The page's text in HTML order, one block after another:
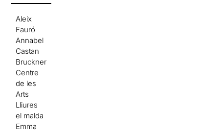
Aleix
Fauró
Annabel
Castan
Bruckner
Centre
de les
Arts
Lliures
el malda
Emma